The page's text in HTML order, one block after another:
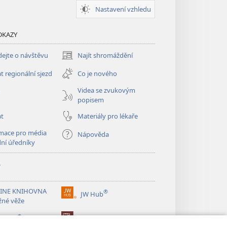
Nastavení vzhledu
o návštěvu Najít shromáždění
(otevřeno
nové
okno)
regionální sjezd
Co je nového
Videa se zvukovým
popisem
Materiály pro lékaře
pro média
úředníky
Nápověda
KNIHOVNA
věže
JW Hub®
(otevřeno
okno)
®